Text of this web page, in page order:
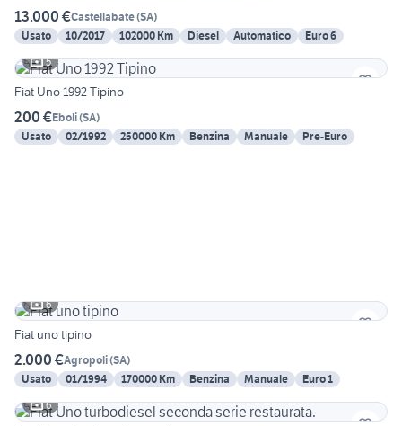
13.000 €Castellabate(SA)
Usato
10/2017 102000 Km Diesel Automatico
Euro 6
5
Fiat Uno 1992 Tipino
200 €Eboli(SA)
Usato
02/1992 250000 Km Benzina Manuale Pre-Euro
6
Fiat uno tipino
2.000 €Agropoli(SA)
Usato
01/1994 170000 Km Benzina Manuale
Euro 1
6